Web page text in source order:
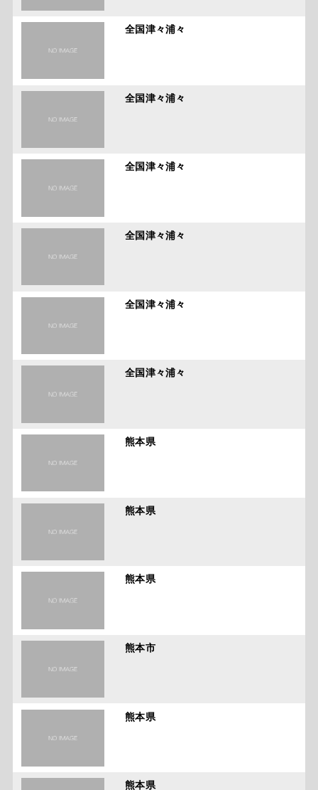
全国津々浦々
全国津々浦々
全国津々浦々
全国津々浦々
全国津々浦々
全国津々浦々
熊本県
熊本県
熊本県
熊本市
熊本県
熊本県